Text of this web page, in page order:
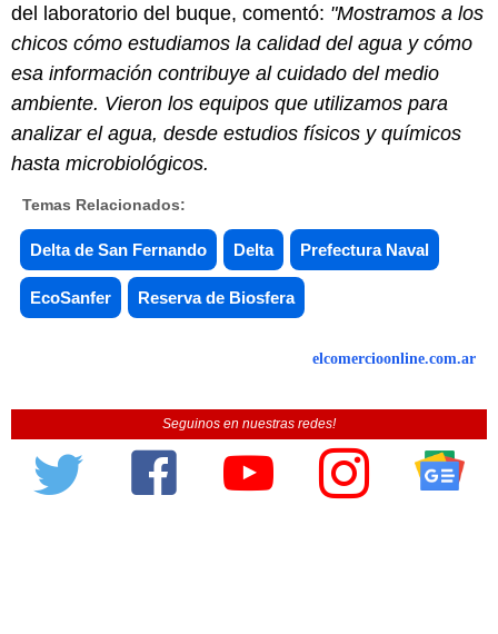
del laboratorio del buque, comentó: "Mostramos a los
chicos cómo estudiamos la calidad del agua y cómo
esa información contribuye al cuidado del medio
ambiente. Vieron los equipos que utilizamos para
analizar el agua, desde estudios físicos y químicos
hasta microbiológicos.
Temas Relacionados:
Delta de San Fernando Delta Prefectura Naval
EcoSanfer Reserva de Biosfera
elcomercioonline.com.ar
Seguinos en nuestras redes!